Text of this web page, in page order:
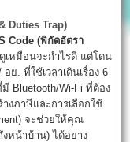
Duties Trap)
Code (พิกัดอัตรา
เหมือนจะกำไรดี แต่โดน
. ที่ใช้เวลาเดินเรื่อง 6
Bluetooth/Wi-Fi ที่ต้อง
งภาษีและการเลือกใช้
จะช่วยให้คุณ
หน้าบ้าน) ได้อย่าง